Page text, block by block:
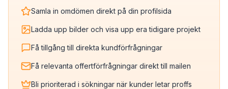
Samla in omdömen direkt på din profilsida
Ladda upp bilder och visa upp era tidigare projekt
Få tillgång till direkta kundförfrågningar
Få relevanta offertförfrågningar direkt till mailen
Bli prioriterad i sökningar när kunder letar proffs